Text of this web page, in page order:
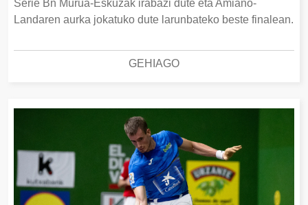
Serie Bn Murua-Eskuzak irabazi dute eta Amiano-
Landaren aurka jokatuko dute larunbateko beste finalean.
GEHIAGO